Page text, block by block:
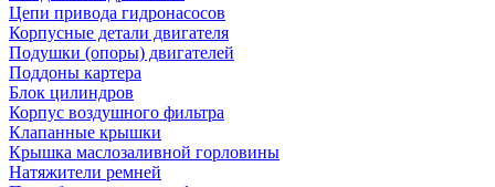
Цепи привода гидронасосов
Корпусные детали двигателя
Подушки (опоры) двигателей
Поддоны картера
Блок цилиндров
Корпус воздушного фильтра
Клапанные крышки
Крышка маслозаливной горловины
Натяжители ремней